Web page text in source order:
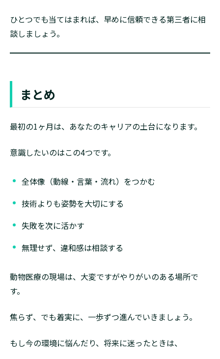
ひとつでも当てはまれば、早めに信頼できる第三者に相
談しましょう。
まとめ
最初の1ヶ月は、あなたのキャリアの土台になります。
意識したいのはこの4つです。
全体像（動線・言葉・流れ）をつかむ
技術よりも姿勢を大切にする
失敗を次に活かす
無理せず、違和感は相談する
動物医療の現場は、大変ですがやりがいのある場所で
す。
焦らず、でも着実に、一歩ずつ進んでいきましょう。
もし今の環境に悩んだり、将来に迷ったときは、